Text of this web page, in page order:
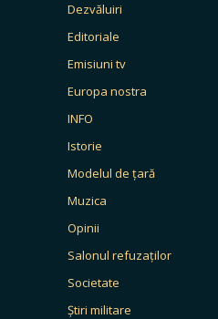
Dezvăluiri
Editoriale
Emisiuni tv
Europa nostra
INFO
Istorie
Modelul de țară
Muzica
Opinii
Salonul refuzaților
Societate
Știri militare